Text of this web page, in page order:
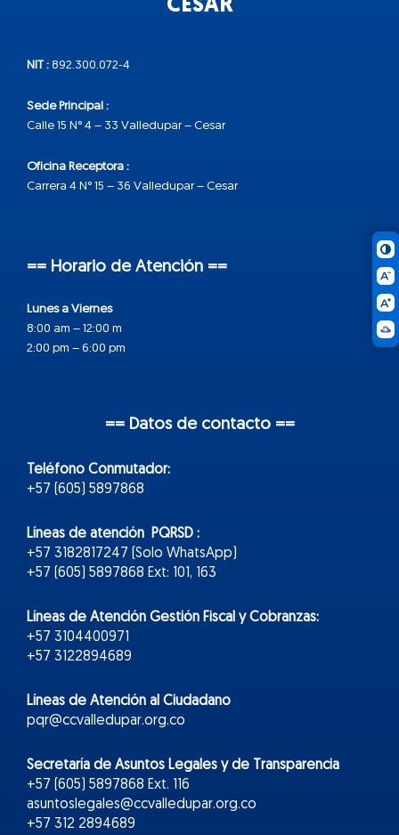
CESAR
NIT : 892.300.072-4
Sede Principal :
Calle 15 N° 4 – 33 Valledupar – Cesar
Oficina Receptora :
Carrera 4 N° 15 – 36 Valledupar – Cesar
== Horario de Atención ==
Lunes a Viernes
8:00 am – 12:00 m
2:00 pm – 6:00 pm
== Datos de contacto ==
Teléfono Conmutador:
+57 (605) 5897868
Líneas de atención PQRSD :
+57 3182817247 (Solo WhatsApp)
+57 (605) 5897868 Ext: 101, 163
Líneas de Atención Gestión Fiscal y Cobranzas:
+57 3104400971
+57 3122894689
Líneas de Atención al Ciudadano
pqr@ccvalledupar.org.co
Secretaría de Asuntos Legales y de Transparencia
+57 (605) 5897868 Ext. 116
asuntoslegales@ccvalledupar.org.co
+57 312 2894689